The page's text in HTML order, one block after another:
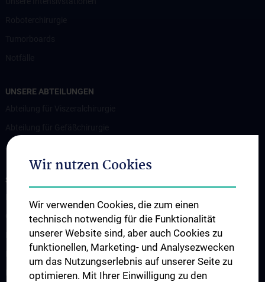
UNSERE ABTEILUNGEN
Abteilung für Transplantation
STUDIUM, AUS- UND WEITERBILDUNG
Chirurgische Lehre im Humanmedizinstudium N202
Klinisch-Praktisches Jahr (KPJ)
Famulatur
Fellows & Observer
Wir nutzen Cookies
Wir verwenden Cookies, die zum einen
technisch notwendig für die Funktionalität
unserer Website sind, aber auch Cookies zu
funktionellen, Marketing- und Analysezwecken
um das Nutzungserlebnis auf unserer Seite zu
optimieren. Mit Ihrer Einwilligung zu den